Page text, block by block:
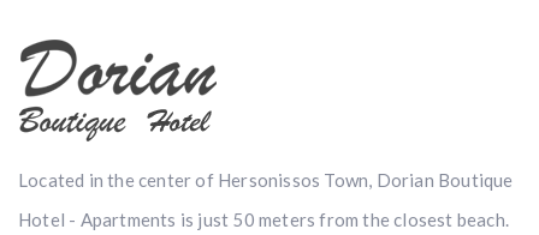
Located in the center of Hersonissos Town, Dorian Boutique
Hotel - Apartments is just 50 meters from the closest beach.